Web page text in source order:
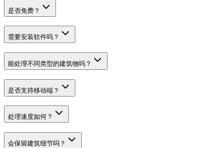
是否免费？
需要安装软件吗？
能处理不同类型的建筑物吗？
是否支持移动端？
处理速度如何？
会保留建筑细节吗？